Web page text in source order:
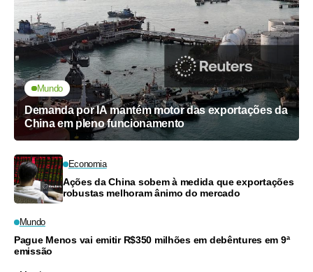
Mundo
Demanda por IA mantém motor das exportações da
China em pleno funcionamento
Economia
Ações da China sobem à medida que exportações
robustas melhoram ânimo do mercado
Mundo
Pague Menos vai emitir R$350 milhões em debêntures em 9ª
emissão